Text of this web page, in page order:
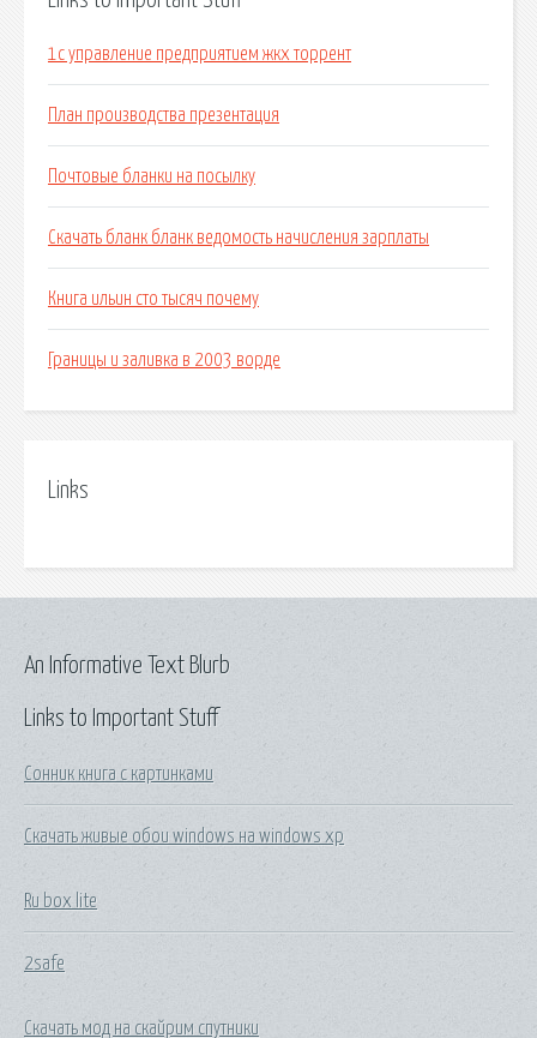
1с управление предприятием жкх торрент
План производства презентация
Почтовые бланки на посылку
Скачать бланк бланк ведомость начисления зарплаты
Книга ильин сто тысяч почему
Границы и заливка в 2003 ворде
Links
Links to Important Stuff
Сонник книга с картинками
Скачать живые обои windows на windows xp
Ru box lite
2safe
Скачать мод на скайрим спутники
An Informative Text Blurb